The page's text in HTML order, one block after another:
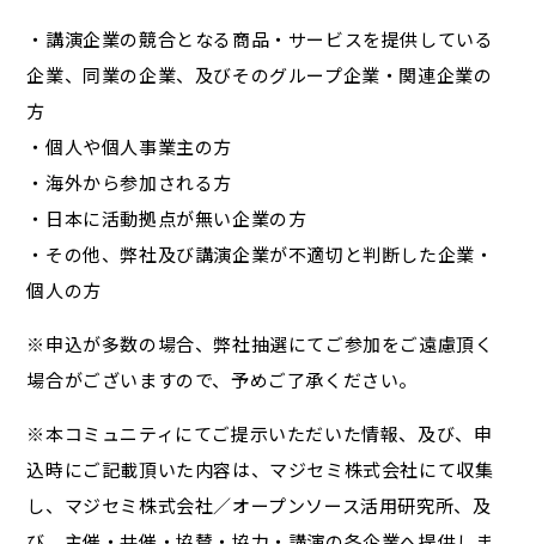
・講演企業の競合となる商品・サービスを提供している
企業、同業の企業、及びそのグループ企業・関連企業の
方
・個人や個人事業主の方
・海外から参加される方
・日本に活動拠点が無い企業の方
・その他、弊社及び講演企業が不適切と判断した企業・
個人の方
※申込が多数の場合、弊社抽選にてご参加をご遠慮頂く
場合がございますので、予めご了承ください。
※本コミュニティにてご提示いただいた情報、及び、申
込時にご記載頂いた内容は、マジセミ株式会社にて収集
し、マジセミ株式会社／オープンソース活用研究所、及